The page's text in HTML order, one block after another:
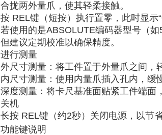
合拢两外量爪，使其轻柔接触。
按 ‌ REL键 （短按）执行置零，此时显示
若使用的是‌ABSOLUTE编码器型号 （
但建议定期校准以确保精度。
进行测量
外尺寸测量 ：将工件置于外量爪之间，
内尺寸测量 ：使用内量爪插入孔内，缓
深度测量 ：将卡尺基准面贴紧工件端面
关机
长按 ‌ REL键 （约2秒）关闭电源，以节
功能键说明